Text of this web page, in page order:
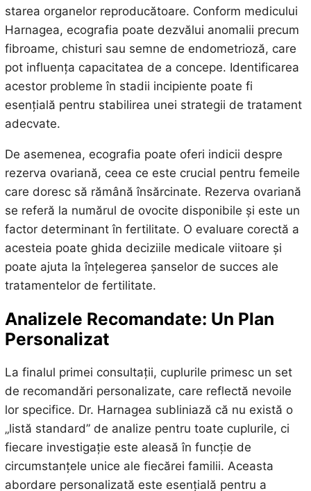
starea organelor reproducătoare. Conform medicului
Harnagea, ecografia poate dezvălui anomalii precum
fibroame, chisturi sau semne de endometrioză, care
pot influența capacitatea de a concepe. Identificarea
acestor probleme în stadii incipiente poate fi
esențială pentru stabilirea unei strategii de tratament
adecvate.
De asemenea, ecografia poate oferi indicii despre
rezerva ovariană, ceea ce este crucial pentru femeile
care doresc să rămână însărcinate. Rezerva ovariană
se referă la numărul de ovocite disponibile și este un
factor determinant în fertilitate. O evaluare corectă a
acesteia poate ghida deciziile medicale viitoare și
poate ajuta la înțelegerea șanselor de succes ale
tratamentelor de fertilitate.
Analizele Recomandate: Un Plan
Personalizat
La finalul primei consultații, cuplurile primesc un set
de recomandări personalizate, care reflectă nevoile
lor specifice. Dr. Harnagea subliniază că nu există o
„listă standard” de analize pentru toate cuplurile, ci
fiecare investigație este aleasă în funcție de
circumstanțele unice ale fiecărei familii. Aceasta
abordare personalizată este esențială pentru a